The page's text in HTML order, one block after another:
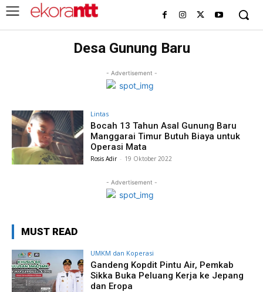
Desa Gunung Baru
- Advertisement -
Lintas
Bocah 13 Tahun Asal Gunung Baru
Manggarai Timur Butuh Biaya untuk
Operasi Mata
Rosis Adir - 19 Oktober 2022
- Advertisement -
MUST READ
UMKM dan Koperasi
Gandeng Kopdit Pintu Air, Pemkab
Sikka Buka Peluang Kerja ke Jepang
dan Eropa